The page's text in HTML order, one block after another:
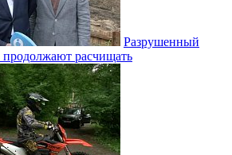
Разрушенный
продолжают расчищать